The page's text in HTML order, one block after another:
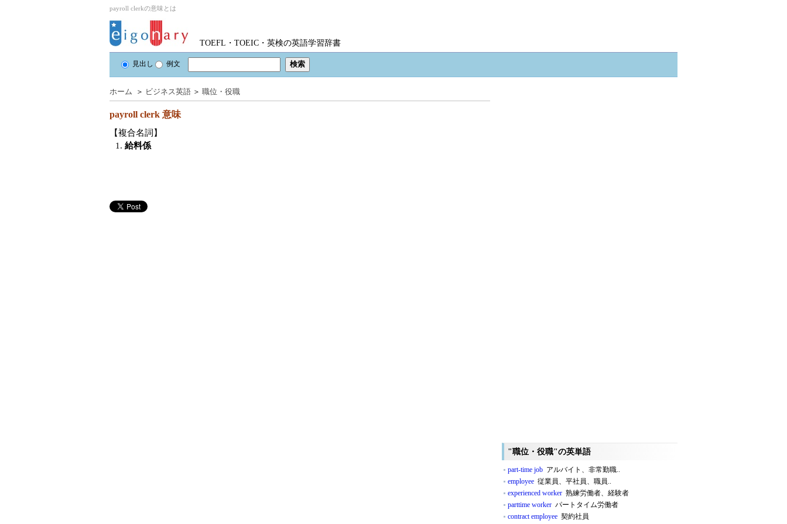
payroll clerkの意味とは
TOEFL・TOEIC・英検の英語学習辞書
見出し 例文
ホーム ＞ ビジネス英語 ＞ 職位・役職
payroll clerk 意味
【複合名詞】
1. 給料係
"職位・役職"の英単語
part-time job アルバイト、非常勤職..
employee 従業員、平社員、職員..
experienced worker 熟練労働者、経験者
parttime worker パートタイム労働者
contract employee 契約社員